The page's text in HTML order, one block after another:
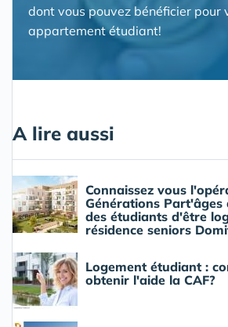
dont vous pouvez bénéficier pour
appartement étudiant!
A lire aussi
Connaissez vous
Générations Part'âges
des étudiants d'être
résidence seniors
Logement étudiant :
obtenir l'aide la CAF?